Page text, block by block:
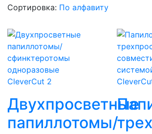
Сортировка: По алфавиту
CleverCut 2
Двухпросветные
папиллотомы/